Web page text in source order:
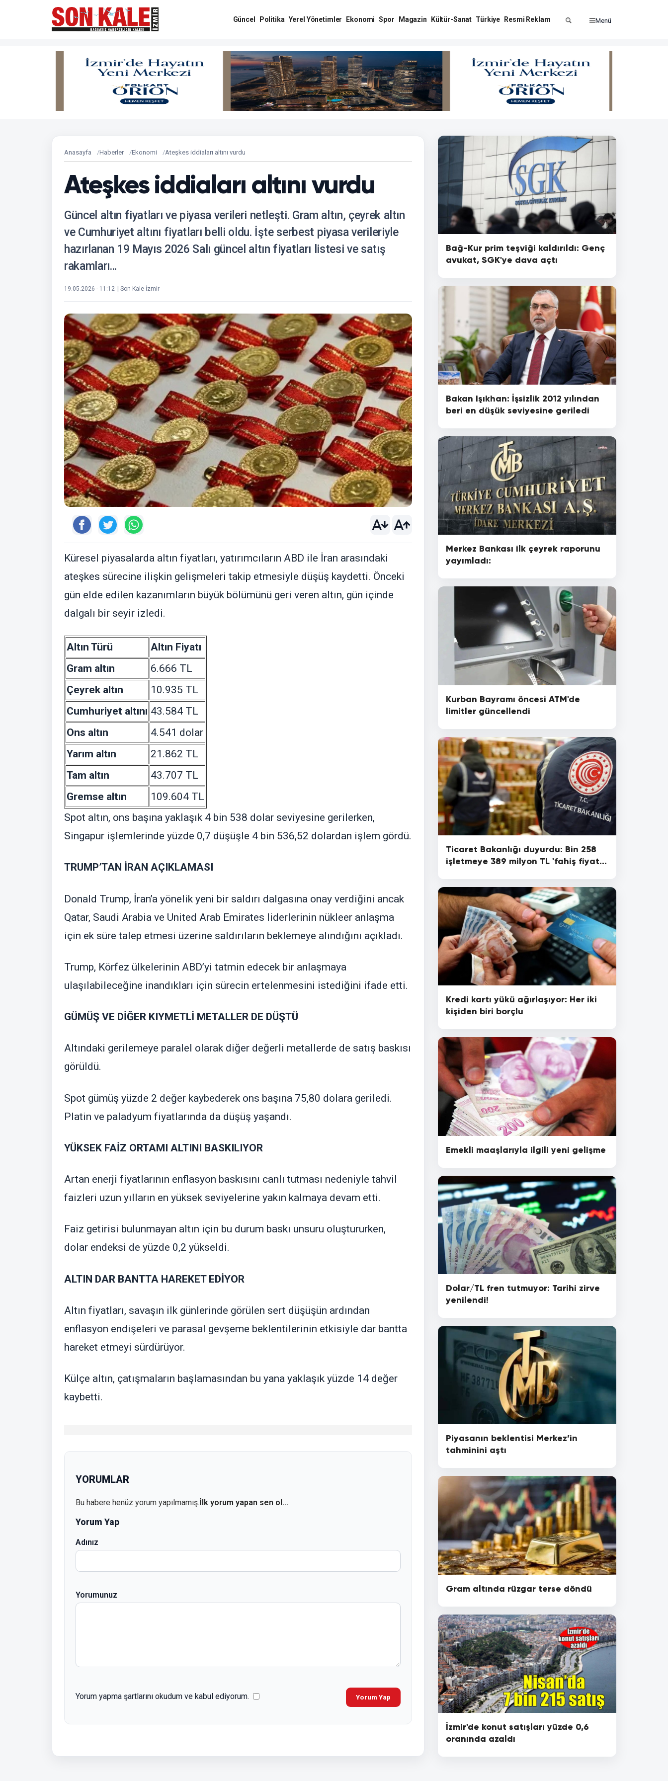
Güncel Politika Yerel Yönetimler Ekonomi Spor Magazin Kültür-Sanat Türkiye Resmi Reklam Menü
Anasayfa Haberler Ekonomi Ateşkes iddiaları altını vurdu
Ateşkes iddiaları altını vurdu
Güncel altın fiyatları ve piyasa verileri netleşti. Gram altın, çeyrek altın
ve Cumhuriyet altını fiyatları belli oldu. İşte serbest piyasa verileriyle
hazırlanan 19 Mayıs 2026 Salı güncel altın fiyatları listesi ve satış
rakamları...
19.05.2026 - 11:12 | Son Kale İzmir
Küresel piyasalarda altın fiyatları, yatırımcıların ABD ile İran arasındaki
ateşkes sürecine ilişkin gelişmeleri takip etmesiyle düşüş kaydetti. Önceki
gün elde edilen kazanımların büyük bölümünü geri veren altın, gün içinde
dalgalı bir seyir izledi.
Altın Türü
Altın Fiyatı
Gram altın
6.666 TL
Çeyrek altın
10.935 TL
Cumhuriyet altını 43.584 TL
Ons altın
4.541 dolar
Yarım altın
21.862 TL
Tam altın
43.707 TL
Gremse altın
109.604 TL
Spot altın, ons başına yaklaşık 4 bin 538 dolar seviyesine gerilerken,
Singapur işlemlerinde yüzde 0,7 düşüşle 4 bin 536,52 dolardan işlem gördü.
TRUMP’TAN İRAN AÇIKLAMASI
Donald Trump, İran’a yönelik yeni bir saldırı dalgasına onay verdiğini ancak
Qatar, Saudi Arabia ve United Arab Emirates liderlerinin nükleer anlaşma
için ek süre talep etmesi üzerine saldırıların beklemeye alındığını açıkladı.
Trump, Körfez ülkelerinin ABD’yi tatmin edecek bir anlaşmaya
ulaşılabileceğine inandıkları için sürecin ertelenmesini istediğini ifade etti.
GÜMÜŞ VE DİĞER KIYMETLİ METALLER DE DÜŞTÜ
Altındaki gerilemeye paralel olarak diğer değerli metallerde de satış baskısı
görüldü.
Spot gümüş yüzde 2 değer kaybederek ons başına 75,80 dolara geriledi.
Platin ve paladyum fiyatlarında da düşüş yaşandı.
YÜKSEK FAİZ ORTAMI ALTINI BASKILIYOR
Artan enerji fiyatlarının enflasyon baskısını canlı tutması nedeniyle tahvil
faizleri uzun yılların en yüksek seviyelerine yakın kalmaya devam etti.
Faiz getirisi bulunmayan altın için bu durum baskı unsuru oluştururken,
dolar endeksi de yüzde 0,2 yükseldi.
ALTIN DAR BANTTA HAREKET EDİYOR
Altın fiyatları, savaşın ilk günlerinde görülen sert düşüşün ardından
enflasyon endişeleri ve parasal gevşeme beklentilerinin etkisiyle dar bantta
hareket etmeyi sürdürüyor.
Külçe altın, çatışmaların başlamasından bu yana yaklaşık yüzde 14 değer
kaybetti.
YORUMLAR
Bu habere henüz yorum yapılmamış.İlk yorum yapan sen ol...
Yorum Yap
Adınız
Yorumunuz
Yorum yapma şartlarını okudum ve kabul ediyorum. Yorum Yap
Bağ-Kur prim teşviği kaldırıldı: Genç
avukat, SGK'ye dava açtı
Bakan Işıkhan: İşsizlik 2012 yılından
beri en düşük seviyesine geriledi
Merkez Bankası ilk çeyrek raporunu
yayımladı:
Kurban Bayramı öncesi ATM'de
limitler güncellendi
Ticaret Bakanlığı duyurdu: Bin 258
işletmeye 389 milyon TL 'fahiş fiyat'
Kredi kartı yükü ağırlaşıyor: Her iki
kişiden biri borçlu
Emekli maaşlarıyla ilgili yeni gelişme
Dolar/TL fren tutmuyor: Tarihi zirve
yenilendi!
Piyasanın beklentisi Merkez’in
tahminini aştı
Gram altında rüzgar terse döndü
İzmir'de konut satışları yüzde 0,6
oranında azaldı